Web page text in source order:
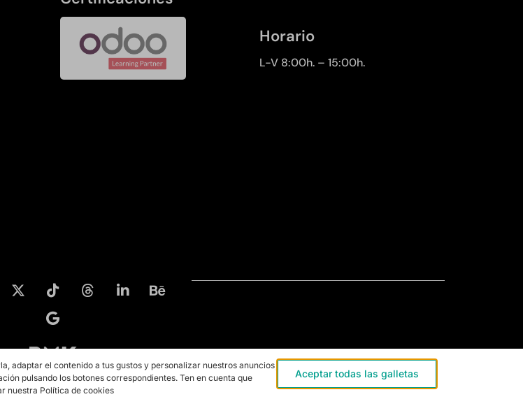
Horario
L-V 8:00h. – 15:00h.
© 2026 PMK MARKETING
adaptar el contenido a tus gustos y personalizar nuestros anuncios,
pulsando los botones correspondientes. Ten en cuenta que
nuestra Política de cookies
Aceptar todas las galletas